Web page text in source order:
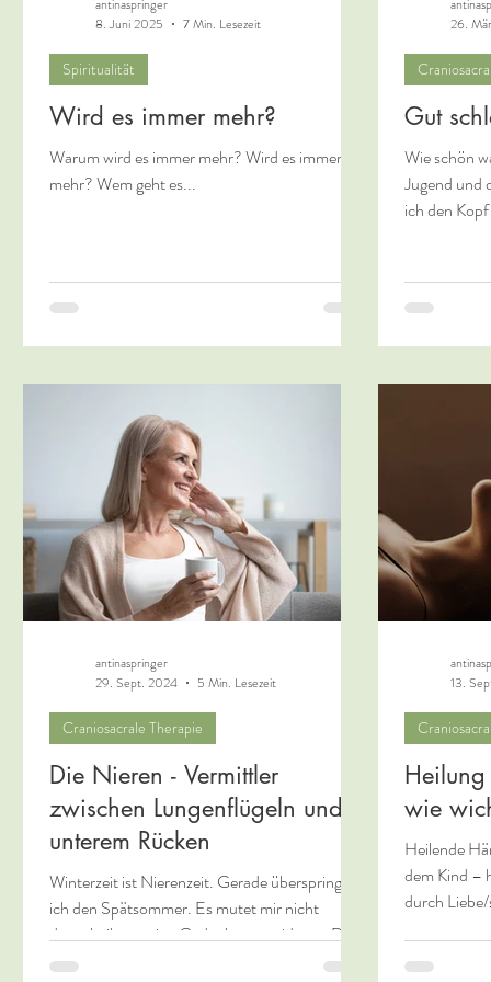
Wird es immer mehr?
Warum wird es immer mehr? Wird es immer
mehr? Wem geht es...
Spiritualität
8. Juni 2025
7 Min. Lesezeit
Gut
Wie schön
Jugend und
ich den
26.
Die Nieren - Vermittler
zwischen Lungenflügeln und
unterem Rücken
Winterzeit ist Nierenzeit. Gerade überspringe
ich den Spätsommer. Es mutet mir nicht
danach, ihm meine Gedanken zu widmen. Die
Hoffnung...
Craniosacrale Therapie
antinaspringer
29. Sept. 2024
5 Min. Lesezeit
wie
Heilende
dem Kind –
durch
13.